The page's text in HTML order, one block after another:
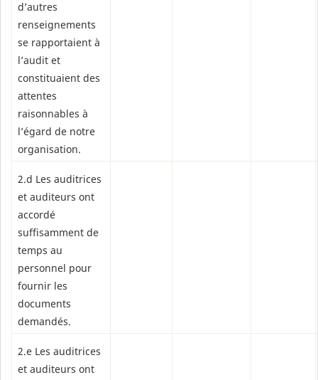
d’autres
renseignements
se rapportaient à
l’audit et
constituaient des
attentes
raisonnables à
l’égard de notre
organisation.
2.d Les auditrices
et auditeurs ont
accordé
suffisamment de
temps au
personnel pour
fournir les
documents
demandés.
2.e Les auditrices
et auditeurs ont